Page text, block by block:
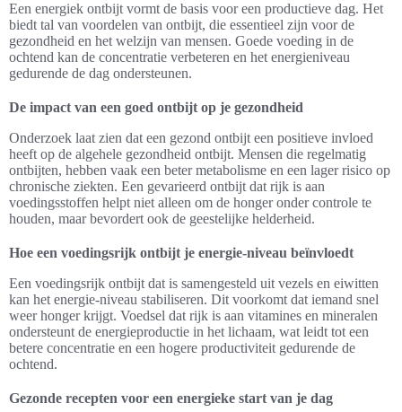
Een energiek ontbijt vormt de basis voor een productieve dag. Het
biedt tal van voordelen van ontbijt, die essentieel zijn voor de
gezondheid en het welzijn van mensen. Goede voeding in de
ochtend kan de concentratie verbeteren en het energieniveau
gedurende de dag ondersteunen.
De impact van een goed ontbijt op je gezondheid
Onderzoek laat zien dat een gezond ontbijt een positieve invloed
heeft op de algehele gezondheid ontbijt. Mensen die regelmatig
ontbijten, hebben vaak een beter metabolisme en een lager risico op
chronische ziekten. Een gevarieerd ontbijt dat rijk is aan
voedingsstoffen helpt niet alleen om de honger onder controle te
houden, maar bevordert ook de geestelijke helderheid.
Hoe een voedingsrijk ontbijt je energie-niveau beïnvloedt
Een voedingsrijk ontbijt dat is samengesteld uit vezels en eiwitten
kan het energie-niveau stabiliseren. Dit voorkomt dat iemand snel
weer honger krijgt. Voedsel dat rijk is aan vitamines en mineralen
ondersteunt de energieproductie in het lichaam, wat leidt tot een
betere concentratie en een hogere productiviteit gedurende de
ochtend.
Gezonde recepten voor een energieke start van je dag